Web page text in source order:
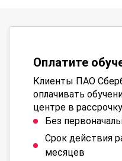
Оплатите
Клиенты ПАО
оплачивать
центре в
Без
Срок действия
месяцев